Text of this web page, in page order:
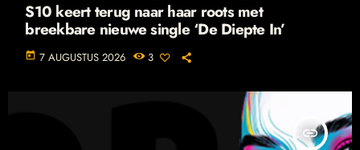
S10 keert terug naar haar roots met
breekbare nieuwe single ‘De Diepte In’
today 7 AUGUSTUS 2026 3
insert_link